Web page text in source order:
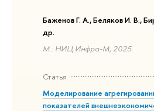
Баженов Г. А., Беляков И. В.,
др.
М.: НИЦ Инфра-М, 2025.
Статья
Моделирование
показателей